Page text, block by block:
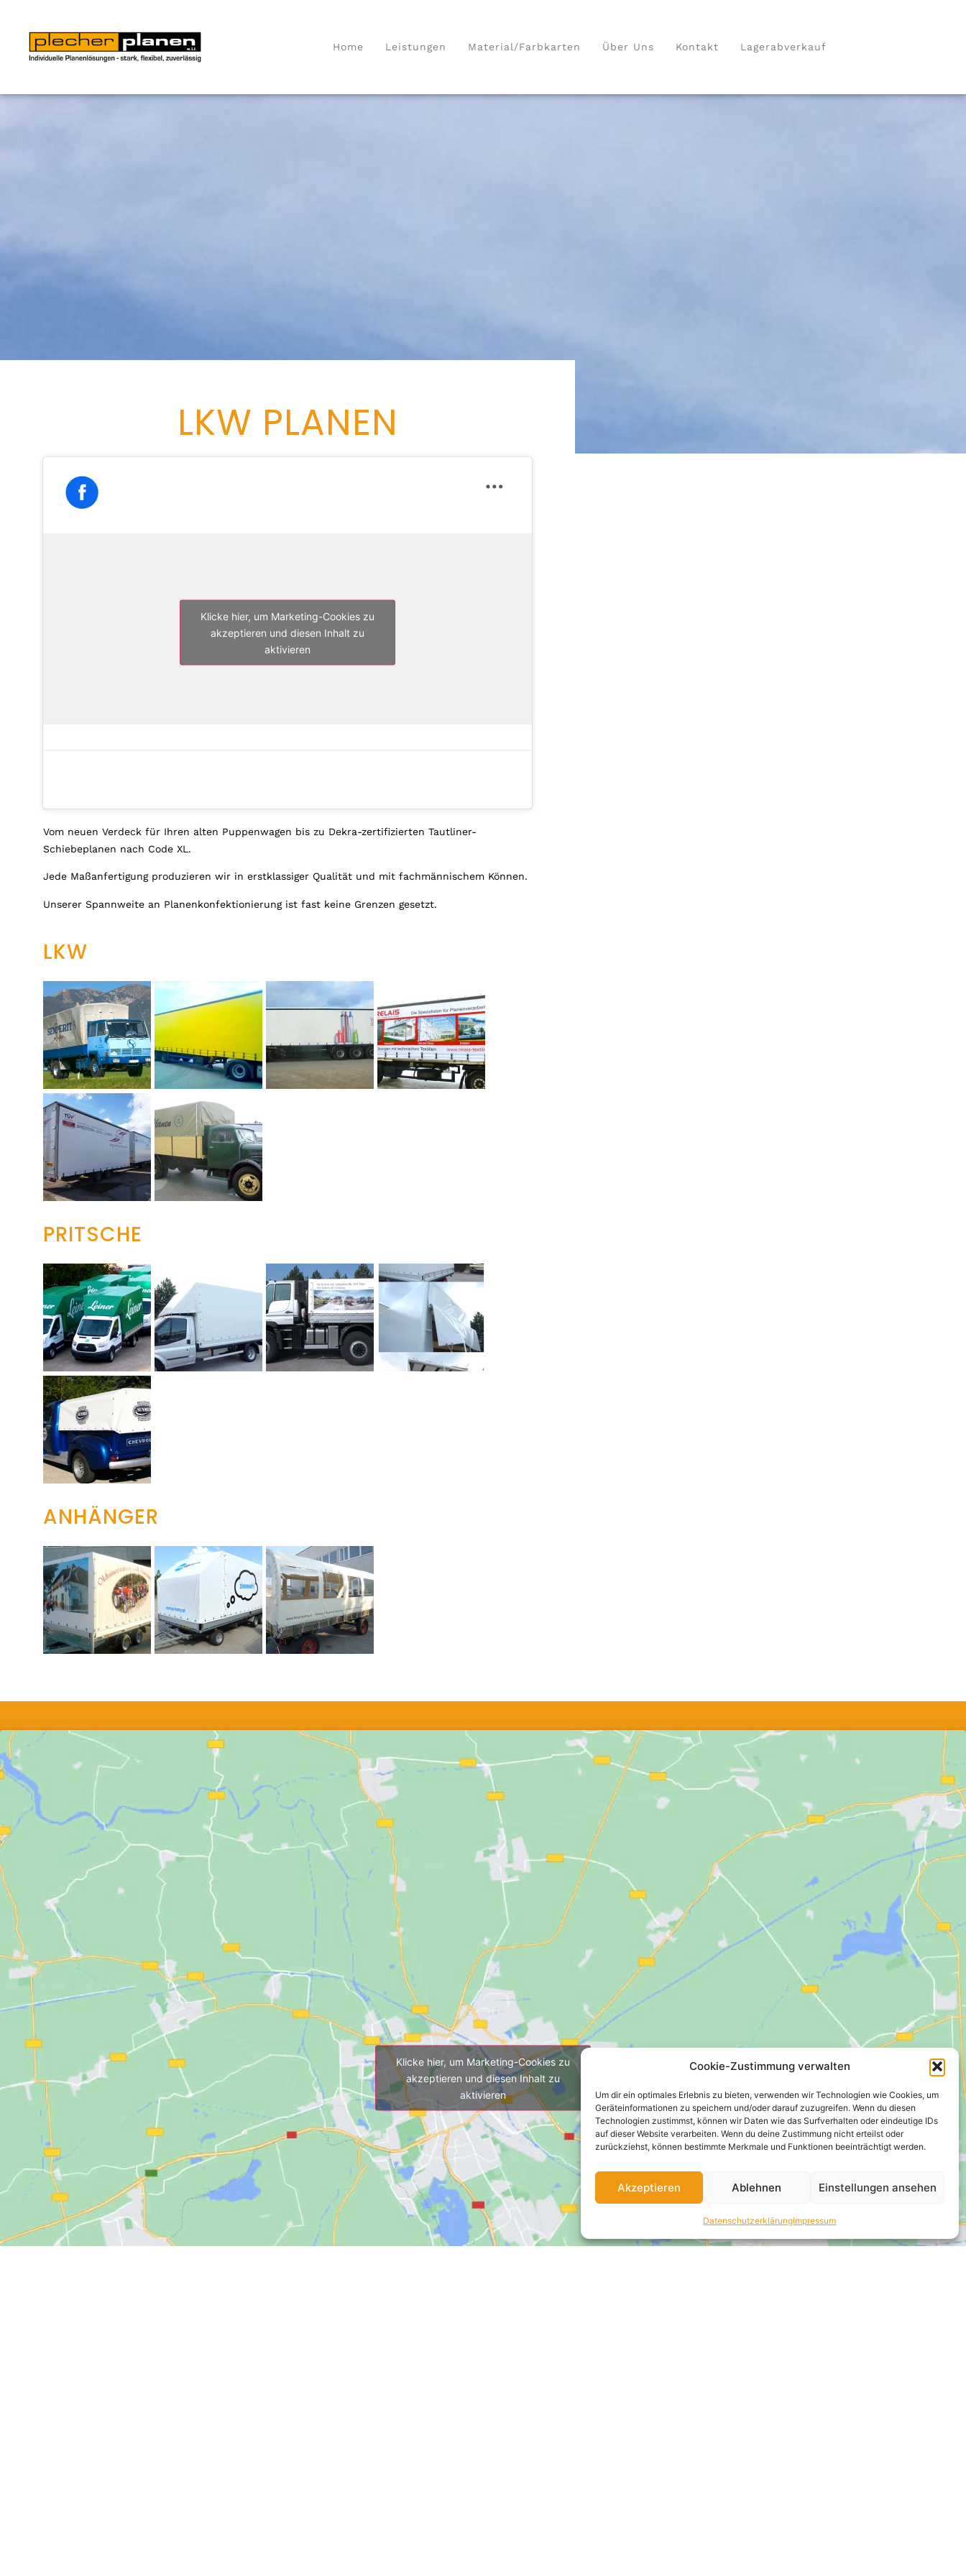
Cookie-Zustimmung verwalten
Um dir ein optimales Erlebnis zu bieten, verwenden wir Technologien wie Cookies, um
Geräteinformationen zu speichern und/oder darauf zuzugreifen. Wenn du diesen
Technologien zustimmst, können wir Daten wie das Surfverhalten oder eindeutige IDs
auf dieser Website verarbeiten. Wenn du deine Zustimmung nicht erteilst oder
zurückziehst, können bestimmte Merkmale und Funktionen beeinträchtigt werden.
Akzeptieren Ablehnen Einstellungen ansehen
DatenschutzerklärungImpressum
Home Leistungen Material/Farbkarten Über Uns Kontakt Lagerabverkauf
LKW PLANEN
Klicke hier, um Marketing-Cookies zu
akzeptieren und diesen Inhalt zu
aktivieren
Vom neuen Verdeck für Ihren alten Puppenwagen bis zu Dekra-zertifizierten Tautliner-
Schiebeplanen nach Code XL.
Jede Maßanfertigung produzieren wir in erstklassiger Qualität und mit fachmännischem Können.
Unserer Spannweite an Planenkonfektionierung ist fast keine Grenzen gesetzt.
LKW
PRITSCHE
ANHÄNGER
Klicke hier, um Marketing-Cookies zu
akzeptieren und diesen Inhalt zu
aktivieren